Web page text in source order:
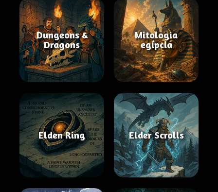
Dungeons &
Dragons
Mitologia
egípcia
Elden Ring Elder Scrolls